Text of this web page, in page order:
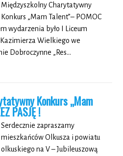
Międzyszkolny Charytatywny
Konkurs „Mam Talent”– POMOC
wydarzenia było I Liceum
Wielkiego we
Dobroczynne „Res…
Konkurs „Mam
PASJĘ !
Serdecznie zapraszamy
mieszkańców Olkusza i powiatu
olkuskiego na V – Jubileuszową